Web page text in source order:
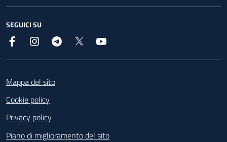
SEGUICI SU
Facebook InstagramTelegram
Mappa del sito
Cookie policy
Privacy policy
Piano di miglioramento del sito